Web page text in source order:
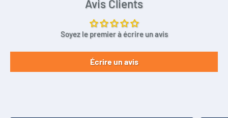
Avis Clients
Soyez le premier à écrire un avis
Écrire un avis